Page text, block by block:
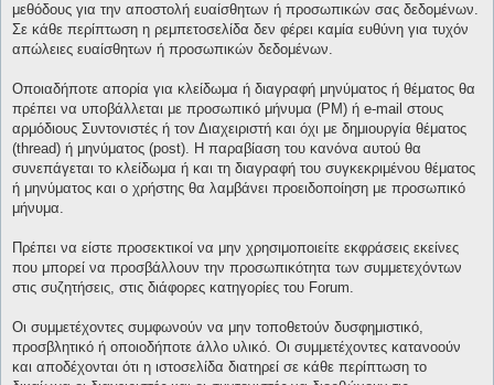
μεθόδους για την αποστολή ευαίσθητων ή προσωπικών σας δεδομένων.
Σε κάθε περίπτωση η ρεμπετοσελίδα δεν φέρει καμία ευθύνη για τυχόν
απώλειες ευαίσθητων ή προσωπικών δεδομένων.
Οποιαδήποτε απορία για κλείδωμα ή διαγραφή μηνύματος ή θέματος θα
πρέπει να υποβάλλεται με προσωπικό μήνυμα (PM) ή e-mail στους
αρμόδιους Συντονιστές ή τον Διαχειριστή και όχι με δημιουργία θέματος
(thread) ή μηνύματος (post). Η παραβίαση του κανόνα αυτού θα
συνεπάγεται το κλείδωμα ή και τη διαγραφή του συγκεκριμένου θέματος
ή μηνύματος και ο χρήστης θα λαμβάνει προειδοποίηση με προσωπικό
μήνυμα.
Πρέπει να είστε προσεκτικοί να μην χρησιμοποιείτε εκφράσεις εκείνες
που μπορεί να προσβάλλουν την προσωπικότητα των συμμετεχόντων
στις συζητήσεις, στις διάφορες κατηγορίες του Forum.
Οι συμμετέχοντες συμφωνούν να μην τοποθετούν δυσφημιστικό,
προσβλητικό ή οποιοδήποτε άλλο υλικό. Οι συμμετέχοντες κατανοούν
και αποδέχονται ότι η ιστοσελίδα διατηρεί σε κάθε περίπτωση το